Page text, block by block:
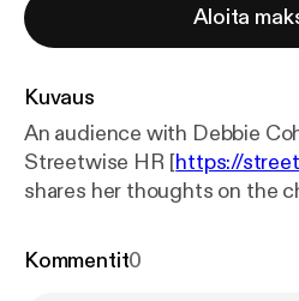
Aloita
Kuvaus
An audience with Debbie
Streetwise HR [https://
shares her thoughts on the
furlough support finishes. Another podcast from:
Kommentit0